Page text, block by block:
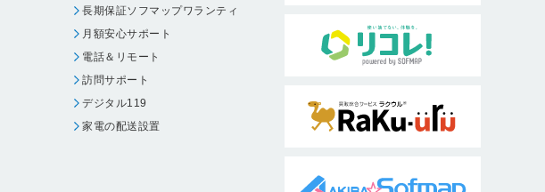
長期保証ソフマップワランティ
月額安心サポート
電話＆リモート
訪問サポート
デジタル119
家電の配送設置